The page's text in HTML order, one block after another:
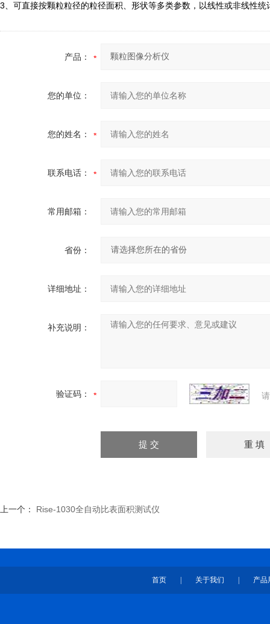
3、可直接按颗粒粒径的粒径面积、形状等多类参数，以线性或非线性统
产品：
您的单位：
您的姓名：
联系电话：
常用邮箱：
省份：
详细地址：
补充说明：
验证码：
上一个： Rise-1030全自动比表面积测试仪
首页 关于我们 产品